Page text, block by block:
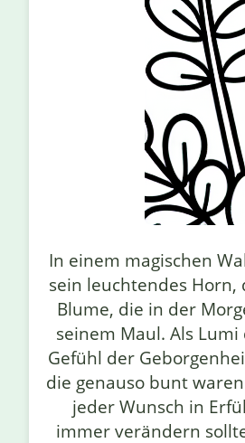
In einem magischen
sein leuchtendes Horn,
Blume, die in der
seinem Maul. Als
Gefühl der
die genauso bunt
jeder Wunsch in
immer verändern